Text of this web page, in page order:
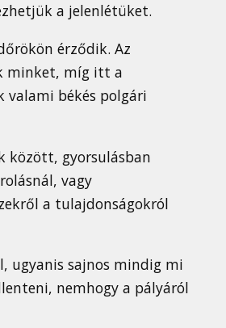
a jelenlétüket.
érződik. Az
minket, míg itt a
valami békés polgári
között, gyorsulásban
vagy
a tulajdonságokról
ugyanis sajnos mindig mi
nemhogy a pályáról